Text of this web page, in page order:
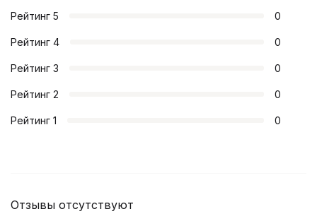
Рейтинг 5 0
Рейтинг 4 0
Рейтинг 3 0
Рейтинг 2 0
Рейтинг 1 0
Отзывы отсутствуют